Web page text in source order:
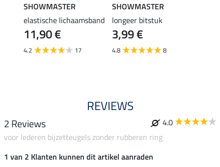
SHOWMASTER
elastische lichaamsband
11,90 €
4.2 17
SHOWMASTER
longeer bitstuk
3,99 €
4.8 8
REVIEWS
2 Reviews
4.0
voor lederen bijzetteugels zonder rubberen ring
1 van 2 Klanten kunnen dit artikel aanraden